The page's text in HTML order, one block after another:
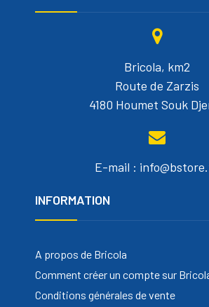
Bricola, km2
Route de Zarzis
4180 Houmet Souk
E-mail :
INFORMATION
A propos de Bricola
Comment créer un compte sur
Conditions générales de vente